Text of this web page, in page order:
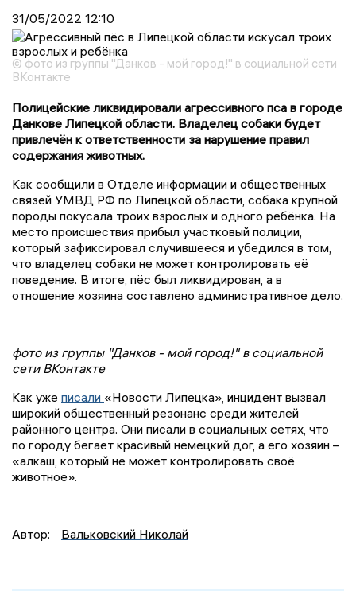
31/05/2022 12:10
© фото из группы "Данков - мой город!" в социальной сети
ВКонтакте
Полицейские ликвидировали агрессивного пса в городе
Данкове Липецкой области. Владелец собаки будет
привлечён к ответственности за нарушение правил
содержания животных.
Как сообщили в Отделе информации и общественных
связей УМВД РФ по Липецкой области, собака крупной
породы покусала троих взрослых и одного ребёнка. На
место происшествия прибыл участковый полиции,
который зафиксировал случившееся и убедился в том,
что владелец собаки не может контролировать её
поведение. В итоге, пёс был ликвидирован, а в
отношение хозяина составлено административное дело.
фото из группы "Данков - мой город!" в социальной
сети ВКонтакте
Как уже писали «Новости Липецка», инцидент вызвал
широкий общественный резонанс среди жителей
районного центра. Они писали в социальных сетях, что
по городу бегает красивый немецкий дог, а его хозяин –
«алкаш, который не может контролировать своё
животное».
Автор: Вальковский Николай